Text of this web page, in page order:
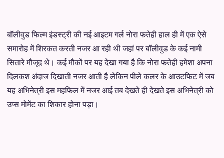
बॉलीवुड फिल्म इंडस्ट्री की नई आइटम गर्ल नोरा फतेही हाल ही में एक ऐसे
समारोह में शिरकत करती नजर आ रही थी जहां पर बॉलीवुड के कई नामी
सितारे मौजूद थे। कई मौकों पर यह देखा गया है कि नोरा फतेही हमेशा अपना
दिलकश अंदाज दिखाती नजर आती है लेकिन पीले कलर के आउटफिट में जब
यह अभिनेत्री इस महफिल में नजर आई तब देखते ही देखते इस अभिनेत्री को
उप्स मोमेंट का शिकार होना पड़ा।